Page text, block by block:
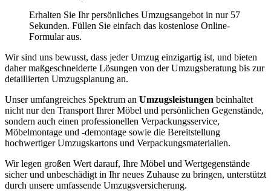
Erhalten Sie Ihr persönliches Umzugsangebot in nur 57
Sekunden. Füllen Sie einfach das kostenlose Online-
Formular aus.
Wir sind uns bewusst, dass jeder Umzug einzigartig ist, und bieten
daher maßgeschneiderte Lösungen von der Umzugsberatung bis zur
detaillierten Umzugsplanung an.
Unser umfangreiches Spektrum an Umzugsleistungen beinhaltet
nicht nur den Transport Ihrer Möbel und persönlichen Gegenstände,
sondern auch einen professionellen Verpackungsservice,
Möbelmontage und -demontage sowie die Bereitstellung
hochwertiger Umzugskartons und Verpackungsmaterialien.
Wir legen großen Wert darauf, Ihre Möbel und Wertgegenstände
sicher und unbeschädigt in Ihr neues Zuhause zu bringen, unterstützt
durch unsere umfassende Umzugsversicherung.